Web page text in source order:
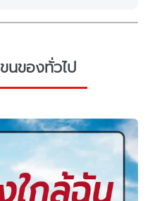
ขนของทั่วไป